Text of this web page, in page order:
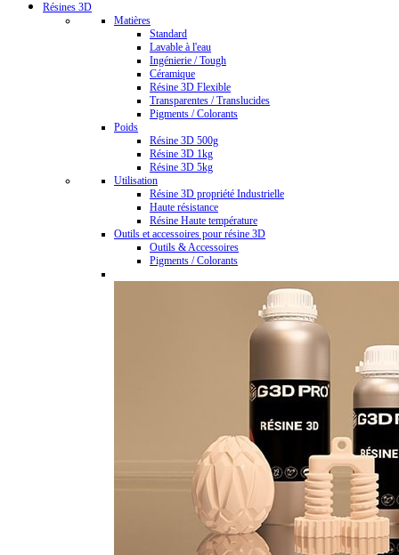
Résines 3D
Matières
Standard
Lavable à l'eau
Ingénierie / Tough
Céramique
Résine 3D Flexible
Transparentes / Translucides
Pigments / Colorants
Poids
Résine 3D 500g
Résine 3D 1kg
Résine 3D 5kg
Utilisation
Résine 3D propriété Industrielle
Haute résistance
Résine Haute température
Outils et accessoires pour résine 3D
Outils & Accessoires
Pigments / Colorants